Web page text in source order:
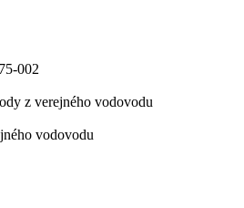
002
z verejného vodovodu
vodovodu